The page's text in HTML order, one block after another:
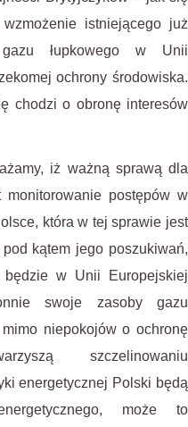
istniejącego już
łupkowego w Unii
ochrony środowiska.
chodzi o obronę interesów
iż ważną sprawą dla
monitorowanie postępów w
która w tej sprawie jest
kątem jego poszukiwań,
w Unii Europejskiej
swoje zasoby gazu
niepokojów o ochronę
szczelinowaniu
energetycznej Polski będą
może to